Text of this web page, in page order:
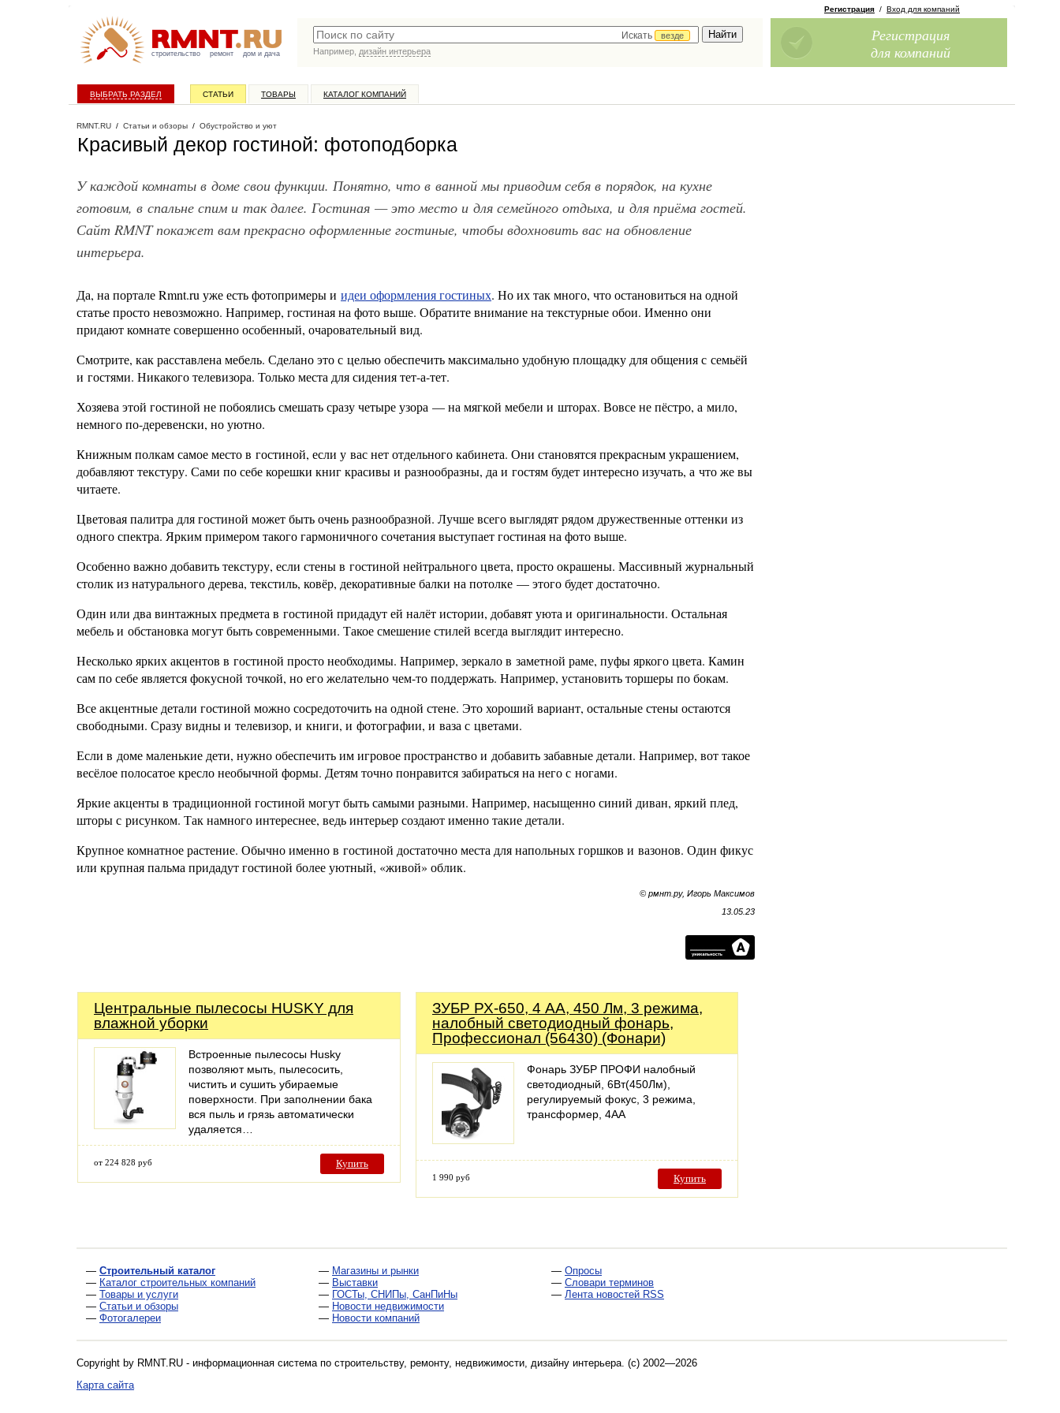
строительство ремонт дом и дача
Искать
везде
Например, дизайн интерьера
Регистрация / Вход для компаний
Регистрация
для компаний
ВЫБРАТЬ РАЗДЕЛ СТАТЬИ ТОВАРЫ КАТАЛОГ КОМПАНИЙ
RMNT.RU / Статьи и обзоры / Обустройство и уют
Красивый декор гостиной: фотоподборка
У каждой комнаты в доме свои функции. Понятно, что в ванной мы приводим себя в порядок, на кухне
готовим, в спальне спим и так далее. Гостиная — это место и для семейного отдыха, и для приёма гостей.
Сайт RMNT покажет вам прекрасно оформленные гостиные, чтобы вдохновить вас на обновление
интерьера.
Да, на портале Rmnt.ru уже есть фотопримеры и идеи оформления гостиных. Но их так много, что остановиться на одной
статье просто невозможно. Например, гостиная на фото выше. Обратите внимание на текстурные обои. Именно они
придают комнате совершенно особенный, очаровательный вид.
Смотрите, как расставлена мебель. Сделано это с целью обеспечить максимально удобную площадку для общения с семьёй
и гостями. Никакого телевизора. Только места для сидения тет-а-тет.
Хозяева этой гостиной не побоялись смешать сразу четыре узора — на мягкой мебели и шторах. Вовсе не пёстро, а мило,
немного по-деревенски, но уютно.
Книжным полкам самое место в гостиной, если у вас нет отдельного кабинета. Они становятся прекрасным украшением,
добавляют текстуру. Сами по себе корешки книг красивы и разнообразны, да и гостям будет интересно изучать, а что же вы
читаете.
Цветовая палитра для гостиной может быть очень разнообразной. Лучше всего выглядят рядом дружественные оттенки из
одного спектра. Ярким примером такого гармоничного сочетания выступает гостиная на фото выше.
Особенно важно добавить текстуру, если стены в гостиной нейтрального цвета, просто окрашены. Массивный журнальный
столик из натурального дерева, текстиль, ковёр, декоративные балки на потолке — этого будет достаточно.
Один или два винтажных предмета в гостиной придадут ей налёт истории, добавят уюта и оригинальности. Остальная
мебель и обстановка могут быть современными. Такое смешение стилей всегда выглядит интересно.
Несколько ярких акцентов в гостиной просто необходимы. Например, зеркало в заметной раме, пуфы яркого цвета. Камин
сам по себе является фокусной точкой, но его желательно чем-то поддержать. Например, установить торшеры по бокам.
Все акцентные детали гостиной можно сосредоточить на одной стене. Это хороший вариант, остальные стены остаются
свободными. Сразу видны и телевизор, и книги, и фотографии, и ваза с цветами.
Если в доме маленькие дети, нужно обеспечить им игровое пространство и добавить забавные детали. Например, вот такое
весёлое полосатое кресло необычной формы. Детям точно понравится забираться на него с ногами.
Яркие акценты в традиционной гостиной могут быть самыми разными. Например, насыщенно синий диван, яркий плед,
шторы с рисунком. Так намного интереснее, ведь интерьер создают именно такие детали.
Крупное комнатное растение. Обычно именно в гостиной достаточно места для напольных горшков и вазонов. Один фикус
или крупная пальма придадут гостиной более уютный, «живой» облик.
© рмнт.ру, Игорь Максимов
13.05.23
Центральные пылесосы HUSKY для
влажной уборки
Встроенные пылесосы Husky
позволяют мыть, пылесосить,
чистить и сушить убираемые
поверхности. При заполнении бака
вся пыль и грязь автоматически
удаляется…
от 224 828 руб Купить
ЗУБР РХ-650, 4 AA, 450 Лм, 3 режима,
налобный светодиодный фонарь,
Профессионал (56430) (Фонари)
Фонарь ЗУБР ПРОФИ налобный
светодиодный, 6Вт(450Лм),
регулируемый фокус, 3 режима,
трансформер, 4АА
1 990 руб Купить
— Строительный каталог
— Каталог строительных компаний
— Товары и услуги
— Статьи и обзоры
— Фотогалереи
— Магазины и рынки
— Выставки
— ГОСТы, СНИПы, СанПиНы
— Новости недвижимости
— Новости компаний
— Опросы
— Словари терминов
— Лента новостей RSS
Copyright by RMNT.RU - информационная система по строительству, ремонту, недвижимости, дизайну интерьера. (c) 2002—2026
Карта сайта